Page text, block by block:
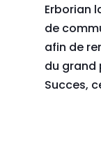
Erborian
de
afin de
du grand
Succes,